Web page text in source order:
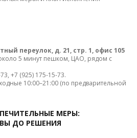
переулок, д. 21, стр. 1, офис 105
5 минут пешком, ЦАО, рядом с
+7 (925) 175-15-73.
10:00–21:00 (по предварительной
МЕРЫ:
ДО РЕШЕНИЯ